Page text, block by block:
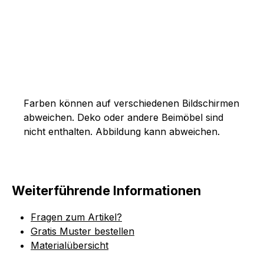
Farben können auf verschiedenen Bildschirmen
abweichen. Deko oder andere Beimöbel sind
nicht enthalten. Abbildung kann abweichen.
Weiterführende Informationen
Fragen zum Artikel?
Gratis Muster bestellen
Materialübersicht